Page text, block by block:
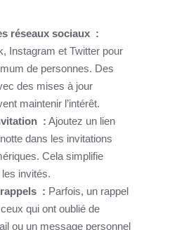
réseaux sociaux :
Instagram et Twitter pour
de personnes. Des
des mises à jour
maintenir l’intérêt.
: Ajoutez un lien
dans les invitations
Cela simplifie
les invités.
: Parfois, un rappel
qui ont oublié de
ou un message personnel